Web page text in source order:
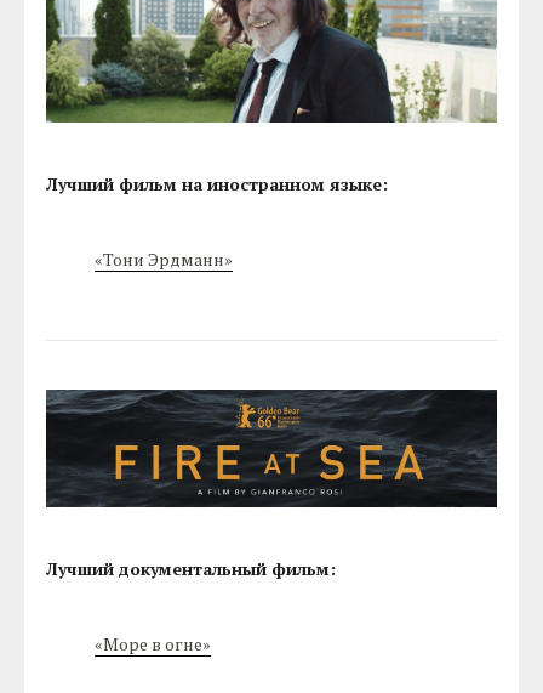
Лучший фильм на иностранном языке:
«Тони Эрдманн»
Лучший документальный фильм:
«Море в огне»